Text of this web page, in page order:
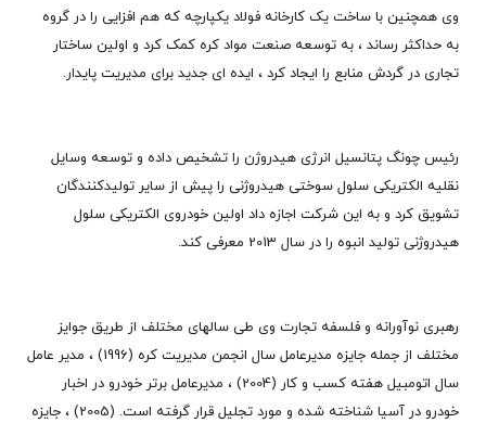
وی همچنین با ساخت یک کارخانه فولاد یکپارچه که هم افزایی را در گروه
به حداکثر رساند ، به توسعه صنعت مواد کره کمک کرد و اولین ساختار
تجاری در گردش منابع را ایجاد کرد ، ایده ای جدید برای مدیریت پایدار.
رئیس چونگ پتانسیل انرژی هیدروژن را تشخیص داده و توسعه وسایل
نقلیه الکتریکی سلول سوختی هیدروژنی را پیش از سایر تولیدکنندگان
تشویق کرد و به این شرکت اجازه داد اولین خودروی الکتریکی سلول
هیدروژنی تولید انبوه را در سال 2013 معرفی کند.
رهبری نوآورانه و فلسفه تجارت وی طی سالهای مختلف از طریق جوایز
مختلف از جمله جایزه مدیرعامل سال انجمن مدیریت کره (1996) ، مدیر عامل
سال اتومبیل هفته کسب و کار (2004) ، مدیرعامل برتر خودرو در اخبار
خودرو در آسیا شناخته شده و مورد تجلیل قرار گرفته است. (2005) ، جایزه